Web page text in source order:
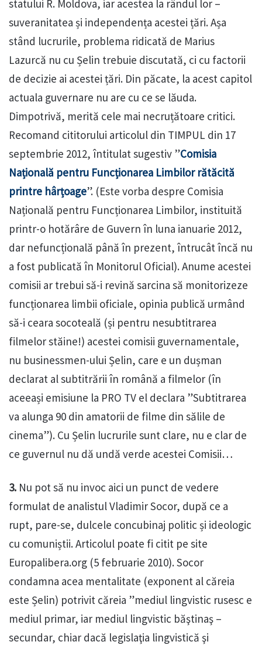
statului R. Moldova, iar acestea la rândul lor –
suveranitatea și independența acestei țări. Așa
stând lucrurile, problema ridicată de Marius
Lazurcă nu cu Șelin trebuie discutată, ci cu factorii
de decizie ai acestei țări. Din păcate, la acest capitol
actuala guvernare nu are cu ce se lăuda.
Dimpotrivă, merită cele mai necruțătoare critici.
Recomand cititorului articolul din TIMPUL din 17
septembrie 2012, întitulat sugestiv ”Comisia
Națională pentru Funcționarea Limbilor rătăcită
printre hârțoage”. (Este vorba despre Comisia
Națională pentru Funcționarea Limbilor, instituită
printr-o hotărâre de Guvern în luna ianuarie 2012,
dar nefuncțională până în prezent, întrucât încă nu
a fost publicată în Monitorul Oficial). Anume acestei
comisii ar trebui să-i revină sarcina să monitorizeze
funcționarea limbii oficiale, opinia publică urmând
să-i ceara socoteală (și pentru nesubtitrarea
filmelor stăine!) acestei comisii guvernamentale,
nu businessmen-ului Șelin, care e un dușman
declarat al subtitrării în română a filmelor (în
aceeași emisiune la PRO TV el declara ”Subtitrarea
va alunga 90 din amatorii de filme din sălile de
cinema”). Cu Șelin lucrurile sunt clare, nu e clar de
ce guvernul nu dă undă verde acestei Comisii…
3. Nu pot să nu invoc aici un punct de vedere
formulat de analistul Vladimir Socor, după ce a
rupt, pare-se, dulcele concubinaj politic și ideologic
cu comuniștii. Articolul poate fi citit pe site
Europalibera.org (5 februarie 2010). Socor
condamna acea mentalitate (exponent al căreia
este Șelin) potrivit căreia ”mediul lingvistic rusesc e
mediul primar, iar mediul lingvistic băştinaş –
secundar, chiar dacă legislaţia lingvistică şi